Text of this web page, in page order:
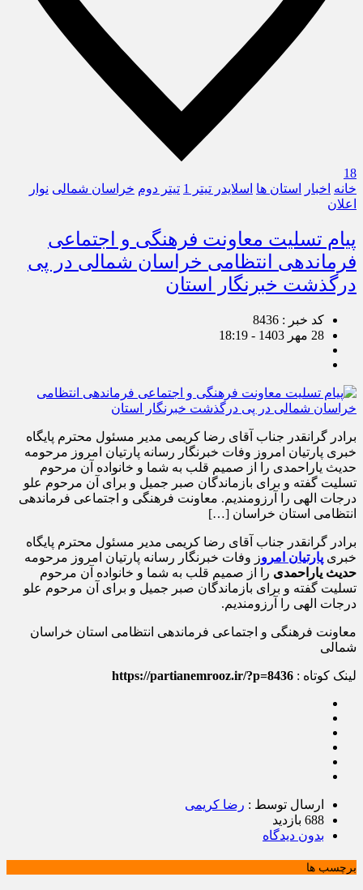
18
خانه اخبار استان ها اسلایدر تیتر 1 تیتر دوم خراسان شمالی نوار
اعلان
پیام تسلیت معاونت فرهنگی و اجتماعی
فرماندهی انتظامی خراسان شمالی در پی
درگذشت خبرنگار استان
کد خبر : 8436
28 مهر 1403 - 18:19
برادر گرانقدر جناب آقای رضا کریمی مدیر مسئول محترم پایگاه
خبری پارتیان امروز وفات خبرنگار رسانه پارتیان امروز مرحومه
حدیث یاراحمدی را از صمیم قلب به شما و خانواده آن مرحوم
تسلیت گفته و برای بازماندگان صبر جمیل و برای آن مرحوم علو
درجات الهی را آرزومندیم. معاونت فرهنگی و اجتماعی فرماندهی
انتظامی استان خراسان […]
برادر گرانقدر جناب آقای رضا کریمی مدیر مسئول محترم پایگاه
خبری پارتیان امروز وفات خبرنگار رسانه پارتیان امروز مرحومه
حدیث یاراحمدی را از صمیم قلب به شما و خانواده آن مرحوم
تسلیت گفته و برای بازماندگان صبر جمیل و برای آن مرحوم علو
درجات الهی را آرزومندیم.
معاونت فرهنگی و اجتماعی فرماندهی انتظامی استان خراسان
شمالی
لینک کوتاه : https://partianemrooz.ir/?p=8436
ارسال توسط : رضا کریمی
688 بازدید
بدون دیدگاه
برچسب ها